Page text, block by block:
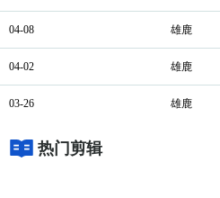
04-08 雄鹿
04-02 雄鹿
03-26 雄鹿
热门剪辑